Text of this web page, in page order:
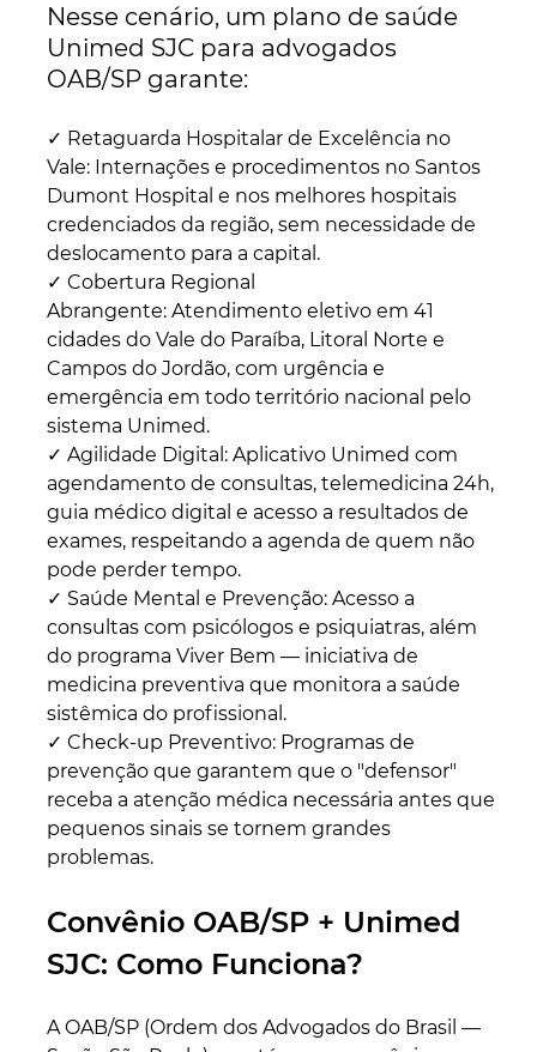
Nesse cenário, um plano de saúde
Unimed SJC para advogados
OAB/SP garante:
✓ Retaguarda Hospitalar de Excelência no
Vale: Internações e procedimentos no Santos
Dumont Hospital e nos melhores hospitais
credenciados da região, sem necessidade de
deslocamento para a capital.
✓ Cobertura Regional
Abrangente: Atendimento eletivo em 41
cidades do Vale do Paraíba, Litoral Norte e
Campos do Jordão, com urgência e
emergência em todo território nacional pelo
sistema Unimed.
✓ Agilidade Digital: Aplicativo Unimed com
agendamento de consultas, telemedicina 24h,
guia médico digital e acesso a resultados de
exames, respeitando a agenda de quem não
pode perder tempo.
✓ Saúde Mental e Prevenção: Acesso a
consultas com psicólogos e psiquiatras, além
do programa Viver Bem — iniciativa de
medicina preventiva que monitora a saúde
sistêmica do profissional.
✓ Check-up Preventivo: Programas de
prevenção que garantem que o "defensor"
receba a atenção médica necessária antes que
pequenos sinais se tornem grandes
problemas.
Convênio OAB/SP + Unimed
SJC: Como Funciona?
A OAB/SP (Ordem dos Advogados do Brasil —